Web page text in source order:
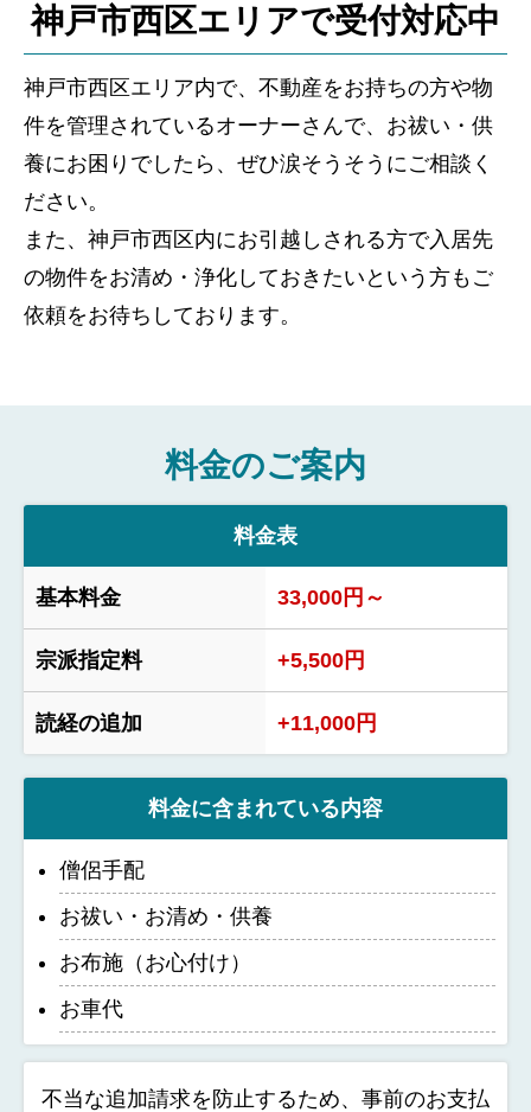
神戸市西区エリアで受付対応中
神戸市西区エリア内で、不動産をお持ちの方や物
件を管理されているオーナーさんで、お祓い・供
養にお困りでしたら、ぜひ涙そうそうにご相談く
ださい。
また、神戸市西区内にお引越しされる方で入居先
の物件をお清め・浄化しておきたいという方もご
依頼をお待ちしております。
料金のご案内
料金表
基本料金 33,000円～
宗派指定料 +5,500円
読経の追加 +11,000円
料金に含まれている内容
僧侶手配
お祓い・お清め・供養
お布施（お心付け）
お車代
不当な追加請求を防止するため、事前のお支払